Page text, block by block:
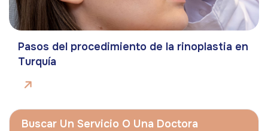
Pasos del procedimiento de la rinoplastia en
Turquía
Buscar Un Servicio O Una Doctora